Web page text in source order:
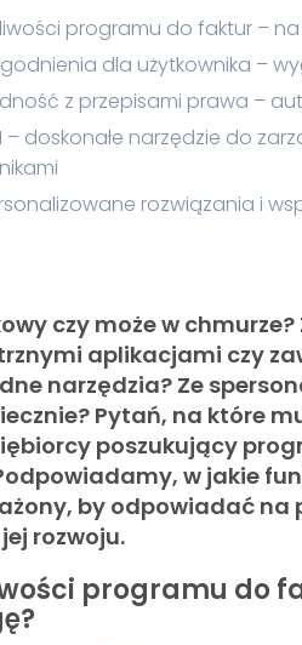
programu do faktur –
dla użytkownika –
z przepisami prawa –
– doskonałe narzędzie do
rozwiązania i
czy może w
aplikacjami czy
narzędzia? Ze
Pytań, na które
poszukujący
w jakie
by odpowiadać na
rozwoju.
programu do